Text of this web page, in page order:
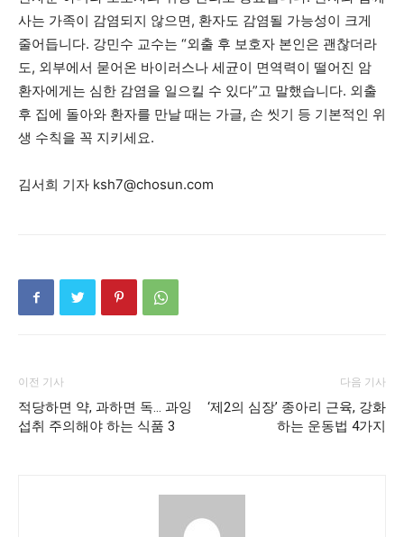
사는 가족이 감염되지 않으면, 환자도 감염될 가능성이 크게
줄어듭니다. 강민수 교수는 “외출 후 보호자 본인은 괜찮더라
도, 외부에서 묻어온 바이러스나 세균이 면역력이 떨어진 암
환자에게는 심한 감염을 일으킬 수 있다”고 말했습니다. 외출
후 집에 돌아와 환자를 만날 때는 가글, 손 씻기 등 기본적인 위
생 수칙을 꼭 지키세요.
김서희 기자 ksh7@chosun.com
이전 기사
적당하면 약, 과하면 독… 과잉
섭취 주의해야 하는 식품 3
다음 기사
‘제2의 심장’ 종아리 근육, 강화
하는 운동법 4가지